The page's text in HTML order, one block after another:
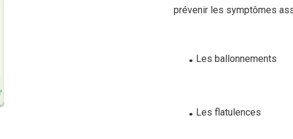
prévenir les symptômes
. Les ballonnements
. Les flatulences